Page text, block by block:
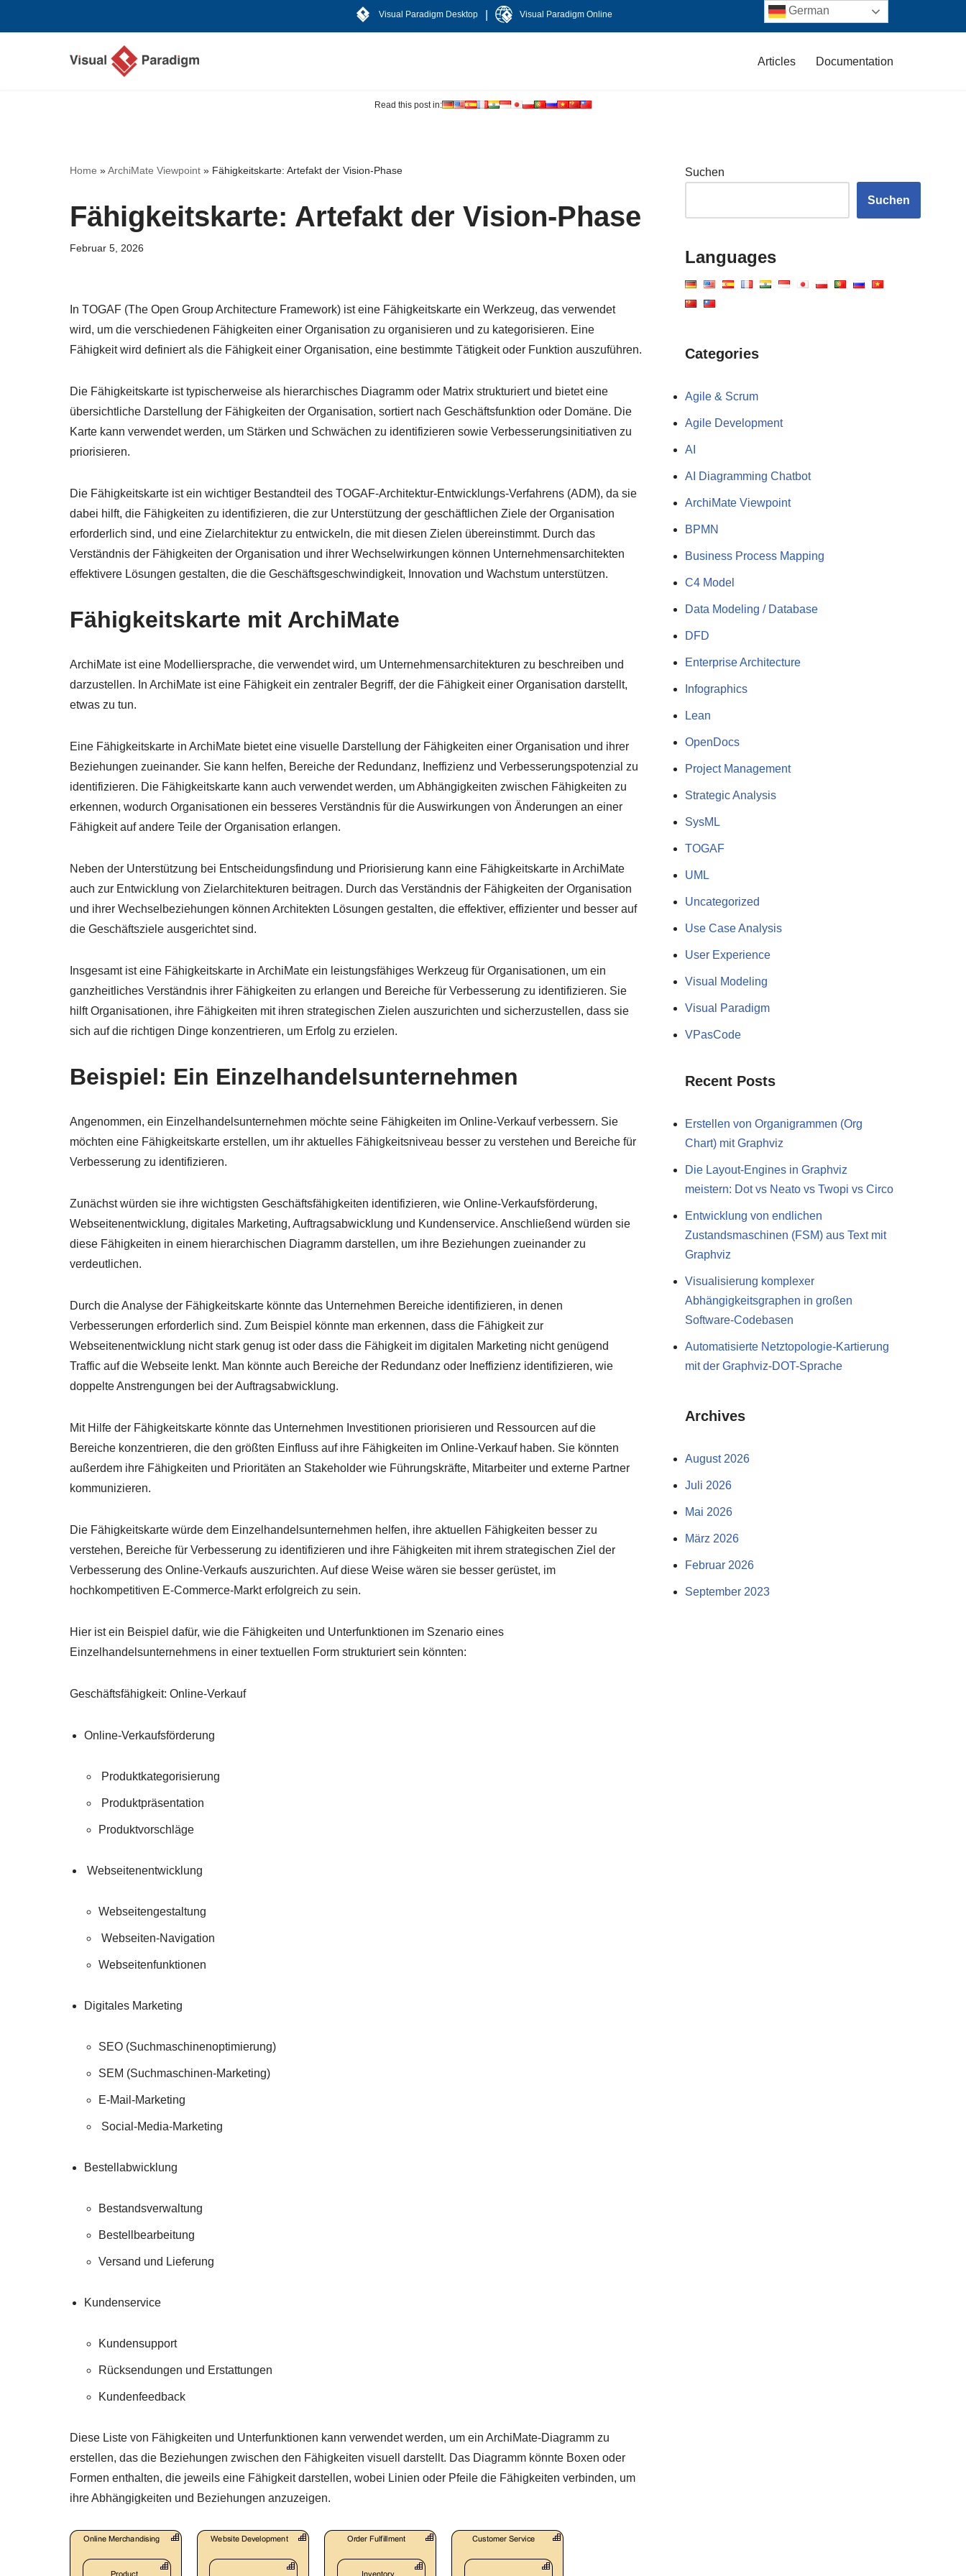
Visual Paradigm Desktop Visual Paradigm Online
Articles Documentation
Read this post in:
Home »ArchiMate Viewpoint » Fähigkeitskarte: Artefakt der Vision-Phase
Fähigkeitskarte: Artefakt der Vision-Phase
Februar 5, 2026
In TOGAF (The Open Group Architecture Framework) ist eine Fähigkeitskarte ein Werkzeug, das verwendet
wird, um die verschiedenen Fähigkeiten einer Organisation zu organisieren und zu kategorisieren. Eine
Fähigkeit wird definiert als die Fähigkeit einer Organisation, eine bestimmte Tätigkeit oder Funktion auszuführen.
Die Fähigkeitskarte ist typischerweise als hierarchisches Diagramm oder Matrix strukturiert und bietet eine
übersichtliche Darstellung der Fähigkeiten der Organisation, sortiert nach Geschäftsfunktion oder Domäne. Die
Karte kann verwendet werden, um Stärken und Schwächen zu identifizieren sowie Verbesserungsinitiativen zu
priorisieren.
Die Fähigkeitskarte ist ein wichtiger Bestandteil des TOGAF-Architektur-Entwicklungs-Verfahrens (ADM), da sie
dabei hilft, die Fähigkeiten zu identifizieren, die zur Unterstützung der geschäftlichen Ziele der Organisation
erforderlich sind, und eine Zielarchitektur zu entwickeln, die mit diesen Zielen übereinstimmt. Durch das
Verständnis der Fähigkeiten der Organisation und ihrer Wechselwirkungen können Unternehmensarchitekten
effektivere Lösungen gestalten, die die Geschäftsgeschwindigkeit, Innovation und Wachstum unterstützen.
Fähigkeitskarte mit ArchiMate
ArchiMate ist eine Modelliersprache, die verwendet wird, um Unternehmensarchitekturen zu beschreiben und
darzustellen. In ArchiMate ist eine Fähigkeit ein zentraler Begriff, der die Fähigkeit einer Organisation darstellt,
etwas zu tun.
Eine Fähigkeitskarte in ArchiMate bietet eine visuelle Darstellung der Fähigkeiten einer Organisation und ihrer
Beziehungen zueinander. Sie kann helfen, Bereiche der Redundanz, Ineffizienz und Verbesserungspotenzial zu
identifizieren. Die Fähigkeitskarte kann auch verwendet werden, um Abhängigkeiten zwischen Fähigkeiten zu
erkennen, wodurch Organisationen ein besseres Verständnis für die Auswirkungen von Änderungen an einer
Fähigkeit auf andere Teile der Organisation erlangen.
Neben der Unterstützung bei Entscheidungsfindung und Priorisierung kann eine Fähigkeitskarte in ArchiMate
auch zur Entwicklung von Zielarchitekturen beitragen. Durch das Verständnis der Fähigkeiten der Organisation
und ihrer Wechselbeziehungen können Architekten Lösungen gestalten, die effektiver, effizienter und besser auf
die Geschäftsziele ausgerichtet sind.
Insgesamt ist eine Fähigkeitskarte in ArchiMate ein leistungsfähiges Werkzeug für Organisationen, um ein
ganzheitliches Verständnis ihrer Fähigkeiten zu erlangen und Bereiche für Verbesserung zu identifizieren. Sie
hilft Organisationen, ihre Fähigkeiten mit ihren strategischen Zielen auszurichten und sicherzustellen, dass sie
sich auf die richtigen Dinge konzentrieren, um Erfolg zu erzielen.
Beispiel: Ein Einzelhandelsunternehmen
Angenommen, ein Einzelhandelsunternehmen möchte seine Fähigkeiten im Online-Verkauf verbessern. Sie
möchten eine Fähigkeitskarte erstellen, um ihr aktuelles Fähigkeitsniveau besser zu verstehen und Bereiche für
Verbesserung zu identifizieren.
Zunächst würden sie ihre wichtigsten Geschäftsfähigkeiten identifizieren, wie Online-Verkaufsförderung,
Webseitenentwicklung, digitales Marketing, Auftragsabwicklung und Kundenservice. Anschließend würden sie
diese Fähigkeiten in einem hierarchischen Diagramm darstellen, um ihre Beziehungen zueinander zu
verdeutlichen.
Durch die Analyse der Fähigkeitskarte könnte das Unternehmen Bereiche identifizieren, in denen
Verbesserungen erforderlich sind. Zum Beispiel könnte man erkennen, dass die Fähigkeit zur
Webseitenentwicklung nicht stark genug ist oder dass die Fähigkeit im digitalen Marketing nicht genügend
Traffic auf die Webseite lenkt. Man könnte auch Bereiche der Redundanz oder Ineffizienz identifizieren, wie
doppelte Anstrengungen bei der Auftragsabwicklung.
Mit Hilfe der Fähigkeitskarte könnte das Unternehmen Investitionen priorisieren und Ressourcen auf die
Bereiche konzentrieren, die den größten Einfluss auf ihre Fähigkeiten im Online-Verkauf haben. Sie könnten
außerdem ihre Fähigkeiten und Prioritäten an Stakeholder wie Führungskräfte, Mitarbeiter und externe Partner
kommunizieren.
Die Fähigkeitskarte würde dem Einzelhandelsunternehmen helfen, ihre aktuellen Fähigkeiten besser zu
verstehen, Bereiche für Verbesserung zu identifizieren und ihre Fähigkeiten mit ihrem strategischen Ziel der
Verbesserung des Online-Verkaufs auszurichten. Auf diese Weise wären sie besser gerüstet, im
hochkompetitiven E-Commerce-Markt erfolgreich zu sein.
Hier ist ein Beispiel dafür, wie die Fähigkeiten und Unterfunktionen im Szenario eines
Einzelhandelsunternehmens in einer textuellen Form strukturiert sein könnten:
Geschäftsfähigkeit: Online-Verkauf
Online-Verkaufsförderung
Produktkategorisierung
Produktpräsentation
Produktvorschläge
Webseitenentwicklung
Webseitengestaltung
Webseiten-Navigation
Webseitenfunktionen
Digitales Marketing
SEO (Suchmaschinenoptimierung)
SEM (Suchmaschinen-Marketing)
E-Mail-Marketing
Social-Media-Marketing
Bestellabwicklung
Bestandsverwaltung
Bestellbearbeitung
Versand und Lieferung
Kundenservice
Kundensupport
Rücksendungen und Erstattungen
Kundenfeedback
Diese Liste von Fähigkeiten und Unterfunktionen kann verwendet werden, um ein ArchiMate-Diagramm zu
erstellen, das die Beziehungen zwischen den Fähigkeiten visuell darstellt. Das Diagramm könnte Boxen oder
Formen enthalten, die jeweils eine Fähigkeit darstellen, wobei Linien oder Pfeile die Fähigkeiten verbinden, um
ihre Abhängigkeiten und Beziehungen anzuzeigen.
Suchen
Suchen
Languages
Categories
Agile & Scrum
Agile Development
AI
AI Diagramming Chatbot
ArchiMate Viewpoint
BPMN
Business Process Mapping
C4 Model
Data Modeling / Database
DFD
Enterprise Architecture
Infographics
Lean
OpenDocs
Project Management
Strategic Analysis
SysML
TOGAF
UML
Uncategorized
Use Case Analysis
User Experience
Visual Modeling
Visual Paradigm
VPasCode
Recent Posts
Erstellen von Organigrammen (Org
Chart) mit Graphviz
Die Layout-Engines in Graphviz
meistern: Dot vs Neato vs Twopi vs Circo
Entwicklung von endlichen
Zustandsmaschinen (FSM) aus Text mit
Graphviz
Visualisierung komplexer
Abhängigkeitsgraphen in großen
Software-Codebasen
Automatisierte Netztopologie-Kartierung
mit der Graphviz-DOT-Sprache
Archives
August 2026
Juli 2026
Mai 2026
März 2026
Februar 2026
September 2023
German